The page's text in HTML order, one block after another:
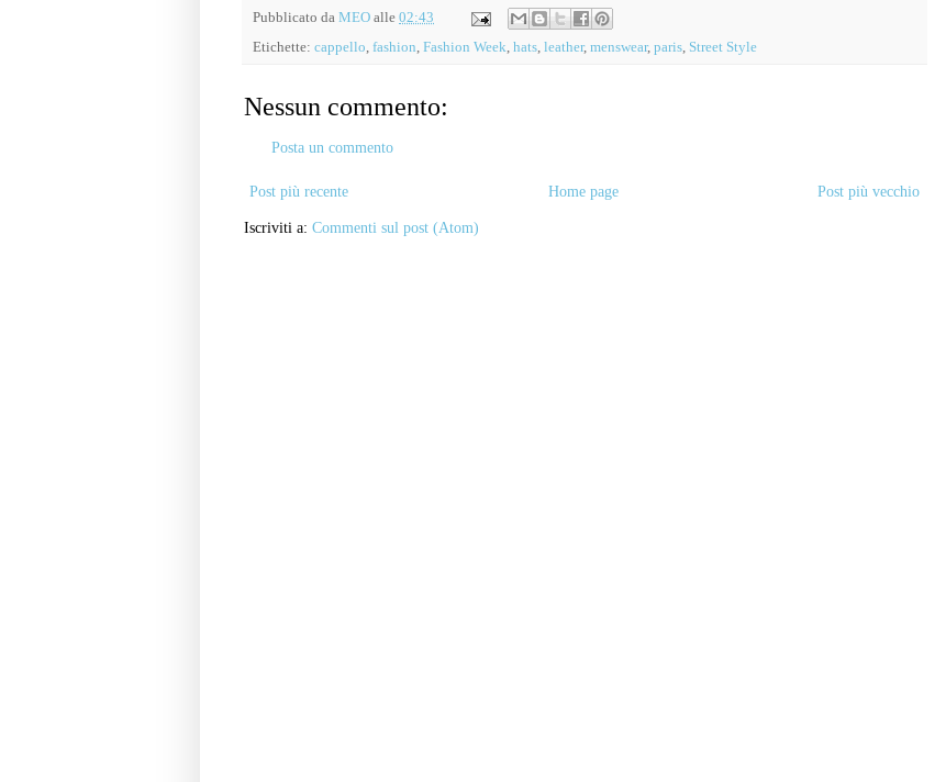
Pubblicato da MEO alle 02:43
Etichette: cappello, fashion, Fashion Week, hats, leather, menswear, paris, Street Style
Nessun commento:
Posta un commento
Post più recente Post più vecchio
Home page
Iscriviti a: Commenti sul post (Atom)